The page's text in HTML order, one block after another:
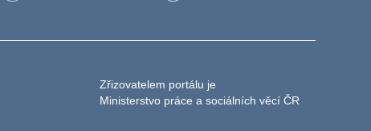
Zřizovatelem portálu je
Ministerstvo práce a sociálních věcí ČR